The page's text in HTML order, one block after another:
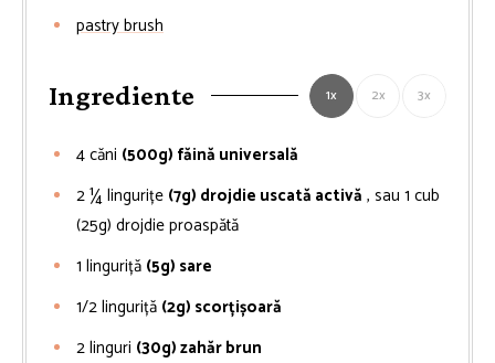
pastry brush
Ingrediente 1x 2x 3x
4căni (500g) făină universală
2 ¼lingurițe (7g) drojdie uscată activă , sau 1 cub
(25g) drojdie proaspătă
1 linguriță (5g) sare
1/2linguriță (2g) scorțișoară
2linguri (30g) zahăr brun